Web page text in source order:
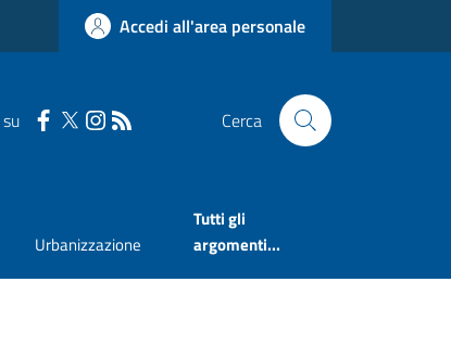
Accedi all'area personale
Cerca
Urbanizzazione
Tutti gli
argomenti...